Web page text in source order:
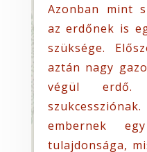
Azonban mint
az erdőnek is
szüksége.
aztán nagy
végül erdő.
embernek
tulajdonsága,